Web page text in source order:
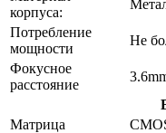
корпуса:
Потребление
мощности
Не
Фокусное
расстояние
Матрица